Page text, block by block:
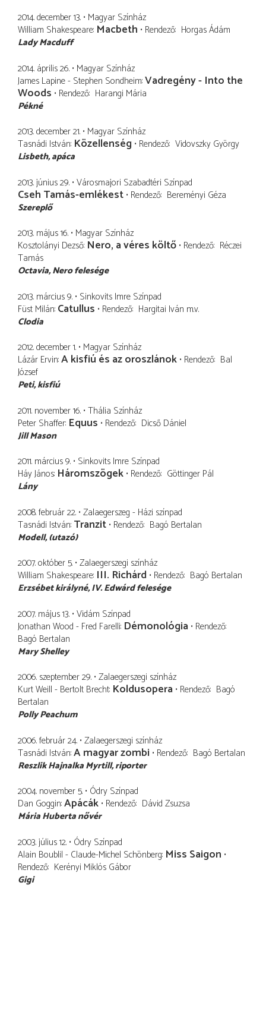
2014. december 13. Magyar Színház
William Shakespeare Macbeth Rendező Horgas Ádám
Lady Macduff
2014. április 26. Magyar Színház
James Lapine - Stephen Sondheim Vadregény - Into the
Woods Rendező Harangi Mária
Pékné
2013. december 21. Magyar Színház
Tasnádi István Közellenség Rendező Vidovszky György
Lisbeth apáca
2013. június 29. Városmajori Szabadtéri Színpad
Cseh Tamás-emlékest Rendező Bereményi Géza
Szereplő
2013. május 16. Magyar Színház
Kosztolányi Dezső Nero, a véres költő Rendező Réczei
Tamás
Octavia Nero felesége
2013. március 9. Sinkovits Imre Színpad
Füst Milán Catullus Rendező Hargitai Iván m.v.
Clodia
2012. december 1. Magyar Színház
Lázár Ervin A kisfiú és az oroszlánok Rendező Bal
József
Peti kisfiú
2011. november 16. Thália Színház
Peter Shaffer Equus Rendező Dicső Dániel
Jill Mason
2011. március 9. Sinkovits Imre Színpad
Háy János Háromszögek Rendező Göttinger Pál
Lány
2008. február 22. Zalaegerszeg - Házi színpad
Tasnádi István Tranzit Rendező Bagó Bertalan
Modell (utazó)
2007. október 5. Zalaegerszegi színház
William Shakespeare III. Richárd Rendező Bagó Bertalan
Erzsébet királyné IV. Edwárd felesége
2007. május 13. Vidám Színpad
Jonathan Wood - Fred Farelli Démonológia Rendező
Bagó Bertalan
Mary Shelley
2006. szeptember 29. Zalaegerszegi színház
Kurt Weill - Bertolt Brecht Koldusopera Rendező Bagó
Bertalan
Polly Peachum
2006. február 24. Zalaegerszegi színház
Tasnádi István A magyar zombi Rendező Bagó Bertalan
Reszlik Hajnalka Myrtill riporter
2004. november 5. Ódry Színpad
Dan Goggin Apácák Rendező Dávid Zsuzsa
Mária Huberta nővér
2003. július 12. Ódry Színpad
Alain Boublil - Claude-Michel Schönberg Miss Saigon
Rendező Kerényi Miklós Gábor
Gigi